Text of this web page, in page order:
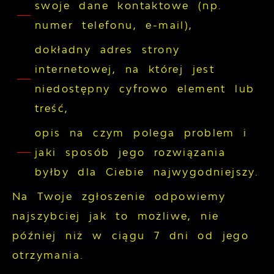
swoje dane kontaktowe (np.
numer telefonu, e-mail),
dokładny adres strony
internetowej, na której jest
niedostępny cyfrowo element lub
treść,
opis na czym polega problem i
jaki sposób jego rozwiązania
byłby dla Ciebie najwygodniejszy.
Na Twoje zgłoszenie odpowiemy
najszybciej jak to możliwe, nie
później niż w ciągu 7 dni od jego
otrzymania.